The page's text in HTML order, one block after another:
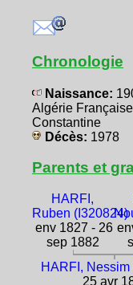
Chronologie
Naissance:
Algérie
Constantine
Décès: 1978
Parents et
HARFI,
Ruben (I320824)
env 1827 - 26
sep 1882
HARFI,
25 avr